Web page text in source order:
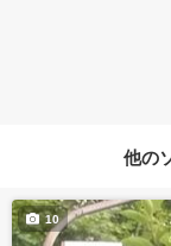
他の
10